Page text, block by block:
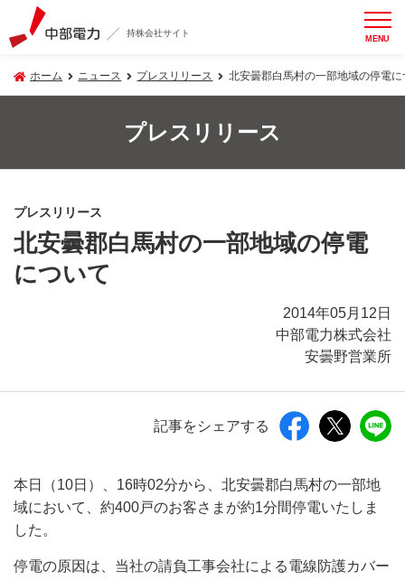
持株会社サイト MENU
ホーム ニュース プレスリリース 北安曇郡白馬村の一部地域の停電に
プレスリリース
プレスリリース
北安曇郡白馬村の一部地域の停電
について
2014年05月12日
中部電力株式会社
安曇野営業所
記事をシェアする
本日（10日）、16時02分から、北安曇郡白馬村の一部地
域において、約400戸のお客さまが約1分間停電いたしま
した。
停電の原因は、当社の請負工事会社による電線防護カバー